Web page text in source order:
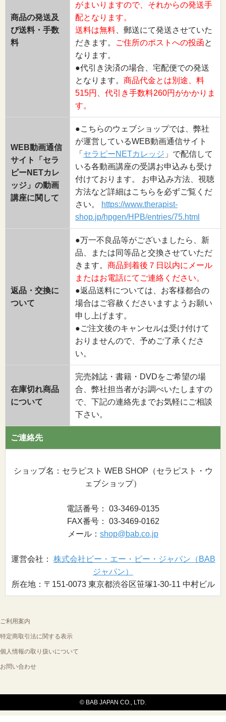
商品の発送及
び送料・手数
料
がまいりますので、それからの発送手
配となります。
送料は無料、郵送にて発送させていた
だきます。
ご住所のポストへの投函と
なります。
●代引き決済の場合、宅配便での発送
となります。 商品代金とは別途、料
515円、代引き手数料260円がかかりま
す。
WEB動画通信
サイト「セラ
ピーNETカレ
ッジ」の動画
講座に関して
●こちらのウェブショップでは、弊社
が運営しているWEB動画通信サイト
「 セラピーNETカレッジ 」で配信して
いる各動画講座の受講お申込みも受け
付けております。 お申込み方法、視聴
方法など詳細はこちらを必ずご覧くだ
さい。
https://www.therapist-
shop.jp/hpgen/HPB/entries/75.html
返品・交換に
ついて
●万一不良品等がございましたら、新
品、または同等品と交換させていただ
きます。 商品到着後７日以内にメール
またはお電話にてご連絡ください。
●返品送料については、お客様都合の
場合はご容赦くださいますようお願い
申し上げます。
●ご注文後のキャンセルは受け付けて
おりませんので、予めご了承くださ
い。
在庫切れ商品
について
完売雑誌・書籍・DVDをご希望の場
合、弊社担当者がお調べいたしますの
で、下記の連絡先までお気軽にご相談
下さい。
ご連絡先
ショップ名：セラピスト WEB SHOP（セラピスト・ウ
ェブショップ）
電話番号： 03-3469-0135
FAX番号： 03-3469-0162
メール： shop@bab.co.jp
運営会社： 株式会社ビー・エー・ビー・ジャパン（BAB
ジャパン）
所在地：〒151-0073 東京都渋谷区笹塚1-30-11 中村ビル
ご利用案内
特定商取引法に関する表示
個人情報の取り扱いについて
お問い合わせ
© BAB JAPAN CO., LTD.